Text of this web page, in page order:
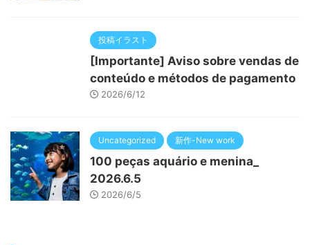
投稿イラスト
[Importante] Aviso sobre vendas de
conteúdo e métodos de pagamento
2026/6/12
Uncategorized 新作-New work
100 peças aquário e menina_
2026.6.5
2026/6/5